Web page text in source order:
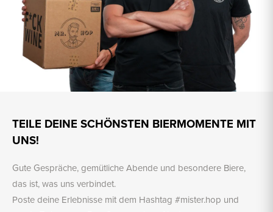
TEILE DEINE SCHÖNSTEN BIERMOMENTE MIT
UNS!
Gute Gespräche, gemütliche Abende und besondere Biere,
das ist, was uns verbindet.
Poste deine Erlebnisse mit dem Hashtag #mister.hop und